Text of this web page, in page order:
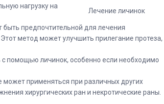
Лечение личинок
нагрузку на
предпочтительной для лечения
метод может улучшить прилегание протеза,
помощью личинок, особенно если необходимо
применяться при различных других
хирургических ран и некротические раны.